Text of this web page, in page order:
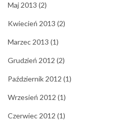
Maj 2013 (2)
Kwiecień 2013 (2)
Marzec 2013 (1)
Grudzień 2012 (2)
Październik 2012 (1)
Wrzesień 2012 (1)
Czerwiec 2012 (1)